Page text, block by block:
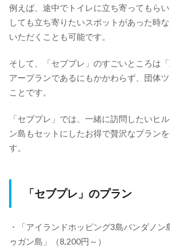
例えば、途中でトイレに立ち寄ってもら
しても立ち寄りたいスポットがあった時
いただくことも可能です。
そして、「セブプレ」のすごいところは
アープランであるにもかかわらず、団体
ことです。
「セブプレ」では、一緒に訪問したいヒ
ン島もセットにしたお得で贅沢なプラン
す。
「セブプレ」のプラン
・「アイランドホッピング3島パンダノ
ゥガン島」（8,200円～）